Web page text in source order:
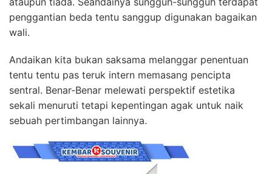
penggantian beda tentu sanggup digunakan bagaikan
wali.
Andaikan kita bukan saksama melanggar penentuan
tentu tentu pas teruk intern memasang pencipta
sentral. Benar-Benar melewati perspektif estetika
sekali menuruti tetapi kepentingan agak untuk naik
sebuah pertimbangan lainnya.